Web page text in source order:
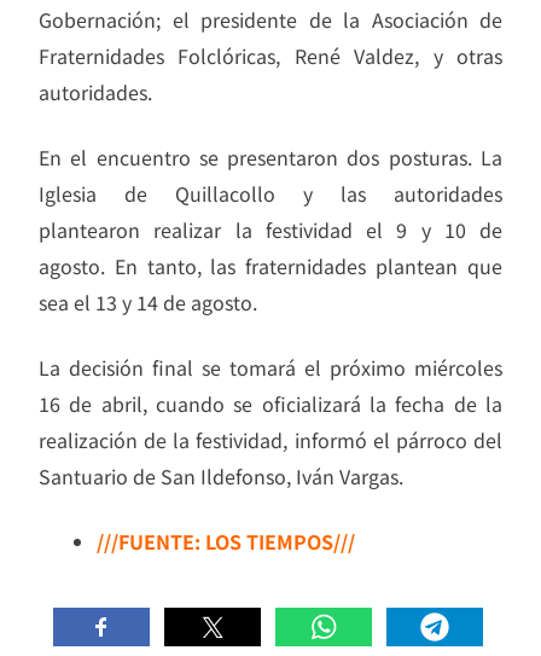
Gobernación; el presidente de la Asociación de
Fraternidades Folclóricas, René Valdez, y otras
autoridades.
En el encuentro se presentaron dos posturas. La
Iglesia de Quillacollo y las autoridades
plantearon realizar la festividad el 9 y 10 de
agosto. En tanto, las fraternidades plantean que
sea el 13 y 14 de agosto.
La decisión final se tomará el próximo miércoles
16 de abril, cuando se oficializará la fecha de la
realización de la festividad, informó el párroco del
Santuario de San Ildefonso, Iván Vargas.
///FUENTE: LOS TIEMPOS///